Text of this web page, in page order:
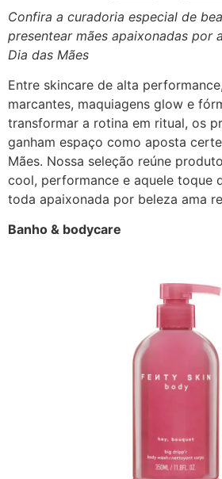
Confira a curadoria especial de
presentear mães apaixonadas por
Dia das Mães
Entre skincare de alta
marcantes, maquiagens glow e
transformar a rotina em ritual, os
ganham espaço como aposta
Mães. Nossa seleção reúne
cool, performance e aquele toque
toda apaixonada por beleza ama
Banho & bodycare